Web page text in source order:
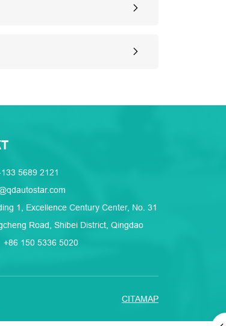
5689 2121
1, Excellence Century Center, No. 31
Road, Shibei District, Qingdao
+86 150 5336 5020
CITAMAP